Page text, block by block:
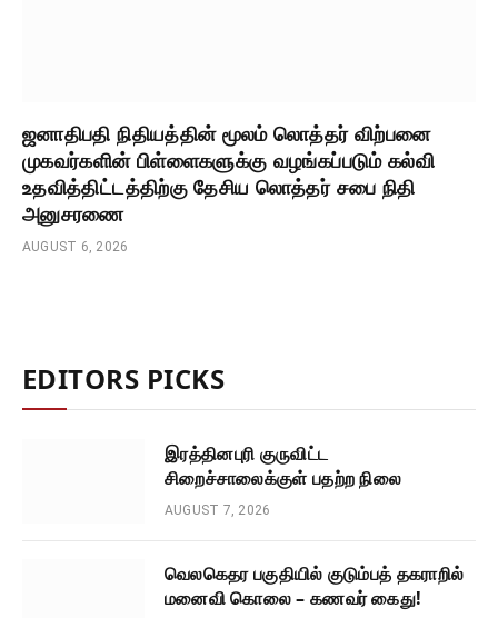
ஜனாதிபதி நிதியத்தின் மூலம் லொத்தர் விற்பனை
முகவர்களின் பிள்ளைகளுக்கு வழங்கப்படும் கல்வி
உதவித்திட்டத்திற்கு தேசிய லொத்தர் சபை நிதி
அனுசரணை
AUGUST 6, 2026
EDITORS PICKS
இரத்தினபுரி குருவிட்ட
சிறைச்சாலைக்குள் பதற்ற நிலை
AUGUST 7, 2026
வெலகெதர பகுதியில் குடும்பத் தகராறில்
மனைவி கொலை – கணவர் கைது!